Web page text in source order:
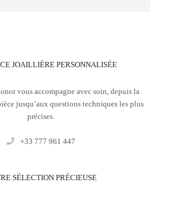
JOAILLIÈRE PERSONNALISÉE
vous accompagne avec soin, depuis la
jusqu’aux questions techniques les plus
précises.
+33 777 961 447
SÉLECTION PRÉCIEUSE